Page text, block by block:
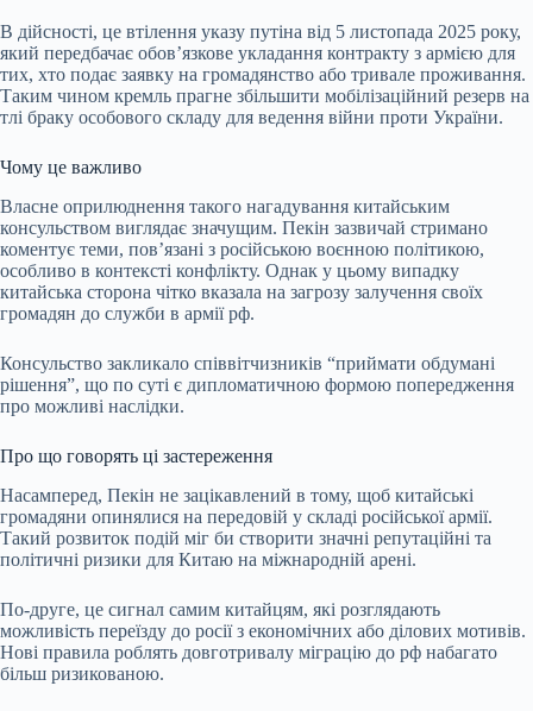
В дійсності, це втілення указу путіна від 5 листопада 2025 року,
який передбачає обов’язкове укладання контракту з армією для
тих, хто подає заявку на громадянство або тривале проживання.
Таким чином кремль прагне збільшити мобілізаційний резерв на
тлі браку особового складу для ведення війни проти України.
Чому це важливо
Власне оприлюднення такого нагадування китайським
консульством виглядає значущим. Пекін зазвичай стримано
коментує теми, пов’язані з російською воєнною політикою,
особливо в контексті конфлікту. Однак у цьому випадку
китайська сторона чітко вказала на загрозу залучення своїх
громадян до служби в армії рф.
Консульство закликало співвітчизників “приймати обдумані
рішення”, що по суті є дипломатичною формою попередження
про можливі наслідки.
Про що говорять ці застереження
Насамперед, Пекін не зацікавлений в тому, щоб китайські
громадяни опинялися на передовій у складі російської армії.
Такий розвиток подій міг би створити значні репутаційні та
політичні ризики для Китаю на міжнародній арені.
По-друге, це сигнал самим китайцям, які розглядають
можливість переїзду до росії з економічних або ділових мотивів.
Нові правила роблять довготривалу міграцію до рф набагато
більш ризикованою.